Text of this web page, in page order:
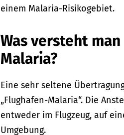
einem Malaria-Risikogebiet.
Was versteht
Malaria?
Eine sehr seltene
„Flughafen-Malaria“. Die
entweder im Flugzeug, auf
Umgebung.